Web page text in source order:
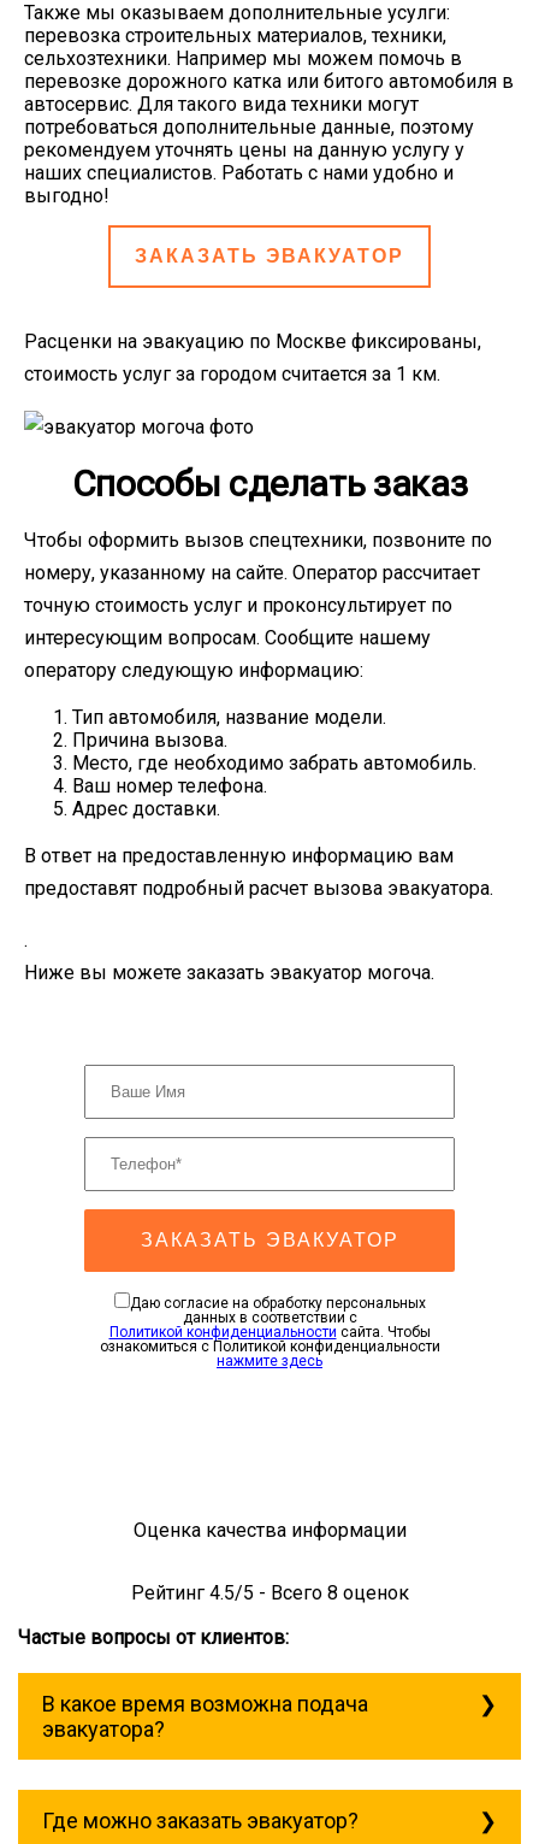
Также мы оказываем дополнительные усулги:
перевозка строительных материалов, техники,
сельхозтехники. Например мы можем помочь в
перевозке дорожного катка или битого автомобиля в
автосервис. Для такого вида техники могут
потребоваться дополнительные данные, поэтому
рекомендуем уточнять цены на данную услугу у
наших специалистов. Работать с нами удобно и
выгодно!
ЗАКАЗАТЬ ЭВАКУАТОР
Расценки на эвакуацию по Москве фиксированы,
стоимость услуг за городом считается за 1 км.
Способы сделать заказ
Чтобы оформить вызов спецтехники, позвоните по
номеру, указанному на сайте. Оператор рассчитает
точную стоимость услуг и проконсультирует по
интересующим вопросам. Сообщите нашему
оператору следующую информацию:
Тип автомобиля, название модели.
Причина вызова.
Место, где необходимо забрать автомобиль.
Ваш номер телефона.
Адрес доставки.
В ответ на предоставленную информацию вам
предоставят подробный расчет вызова эвакуатора.
.
Ниже вы можете заказать эвакуатор могоча.
ЗАКАЗАТЬ ЭВАКУАТОР
Даю согласие на обработку персональных
данных в соответствии с
Политикой конфиденциальности сайта. Чтобы
ознакомиться с Политикой конфиденциальности
нажмите здесь
Оценка качества информации
Рейтинг 4.5/5 - Всего 8 оценок
Частые вопросы от клиентов:
В какое время возможна подача
эвакуатора?
звоните в любое время. эвакуатор
Где можно заказать эвакуатор?